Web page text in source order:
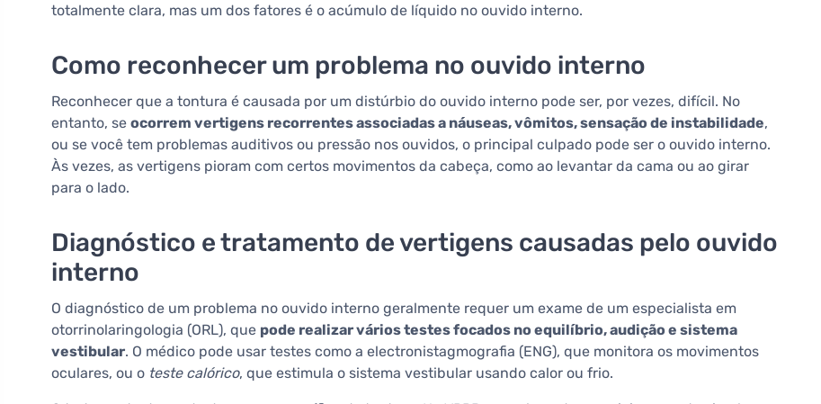
totalmente clara, mas um dos fatores é o acúmulo de líquido no ouvido interno.
Como reconhecer um problema no ouvido interno
Reconhecer que a tontura é causada por um distúrbio do ouvido interno pode ser, por vezes, difícil. No
entanto, se ocorrem vertigens recorrentes associadas a náuseas, vômitos, sensação de instabilidade,
ou se você tem problemas auditivos ou pressão nos ouvidos, o principal culpado pode ser o ouvido interno.
Às vezes, as vertigens pioram com certos movimentos da cabeça, como ao levantar da cama ou ao girar
para o lado.
Diagnóstico e tratamento de vertigens causadas pelo ouvido
interno
O diagnóstico de um problema no ouvido interno geralmente requer um exame de um especialista em
otorrinolaringologia (ORL), que pode realizar vários testes focados no equilíbrio, audição e sistema
vestibular. O médico pode usar testes como a electronistagmografia (ENG), que monitora os movimentos
oculares, ou o teste calórico, que estimula o sistema vestibular usando calor ou frio.